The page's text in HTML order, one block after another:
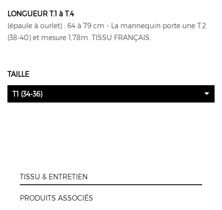
LONGUEUR T.1 à T.4
(épaule à ourlet) : 64 à 79 cm - La mannequin porte une T.2
(38-40) et mesure 1,78m. TISSU FRANÇAIS.
TAILLE
T1 (34-36)
TISSU & ENTRETIEN
PRODUITS ASSOCIÉS